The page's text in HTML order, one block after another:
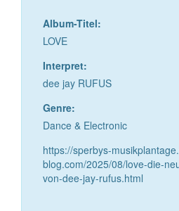
Album-Titel:
LOVE
Interpret:
dee jay RUFUS
Genre:
Dance & Electronic
https://sperbys-
blog.com/2025/08/love-die-
von-dee-jay-rufus.html